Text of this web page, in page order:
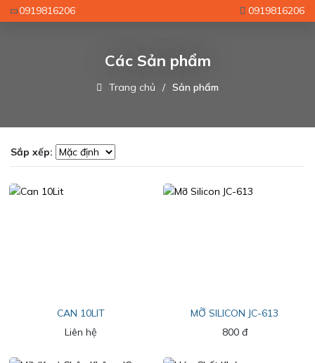
0919816206 0919816206
Các Sản phẩm
Trang chủ Sản phẩm
Sắp xếp:
CAN 10LIT
Liên hệ
MỠ SILICON JC-613
800 đ